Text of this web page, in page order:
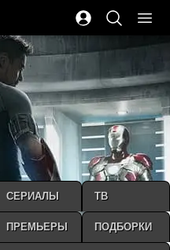
СЕРИАЛЫ ТВ
ПРЕМЬЕРЫ ПОДБОРКИ